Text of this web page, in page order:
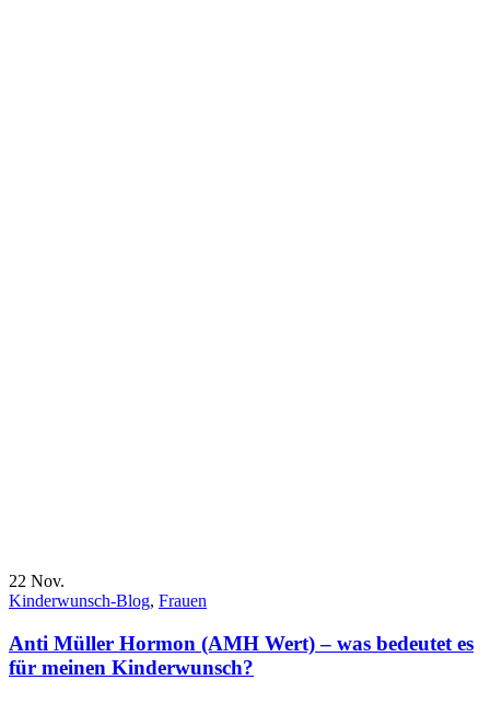
22 Nov.
Kinderwunsch-Blog, Frauen
Anti Müller Hormon (AMH Wert) – was bedeutet es
für meinen Kinderwunsch?